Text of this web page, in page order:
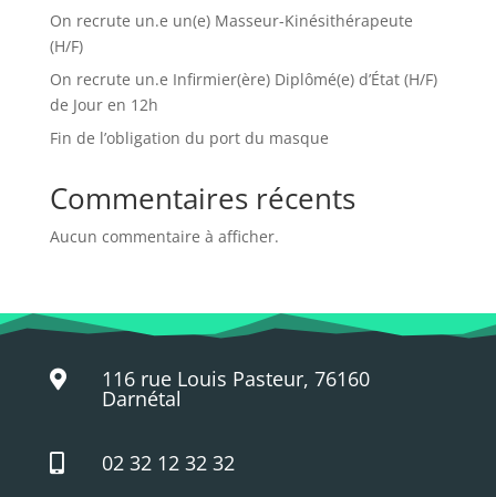
On recrute un.e un(e) Masseur-Kinésithérapeute
(H/F)
On recrute un.e Infirmier(ère) Diplômé(e) d’État (H/F)
de Jour en 12h
Fin de l’obligation du port du masque
Commentaires récents
Aucun commentaire à afficher.
 116 rue Louis Pasteur, 76160
Darnétal
 02 32 12 32 32